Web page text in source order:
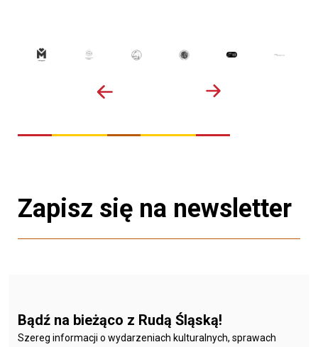
Zapisz się na newsletter
Bądź na bieżąco z Rudą Śląską!
Szereg informacji o wydarzeniach kulturalnych, sprawach